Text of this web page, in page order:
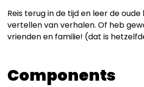
Reis terug in de tijd en leer de
vertellen van verhalen. Of heb
vrienden en familie! (dat is
Components